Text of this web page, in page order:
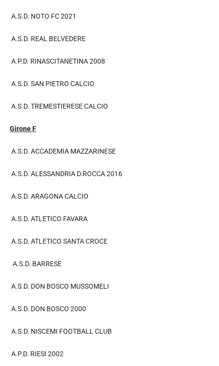
A.S.D. NOTO FC 2021
A.S.D. REAL BELVEDERE
A.P.D. RINASCITANETINA 2008
A.S.D. SAN PIETRO CALCIO
A.S.D. TREMESTIERESE CALCIO
Girone F
A.S.D. ACCADEMIA MAZZARINESE
A.S.D. ALESSANDRIA D.ROCCA 2016
A.S.D. ARAGONA CALCIO
A.S.D. ATLETICO FAVARA
A.S.D. ATLETICO SANTA CROCE
A.S.D. BARRESE
A.S.D. DON BOSCO MUSSOMELI
A.S.D. DON BOSCO 2000
A.S.D. NISCEMI FOOTBALL CLUB
A.P.D. RIESI 2002